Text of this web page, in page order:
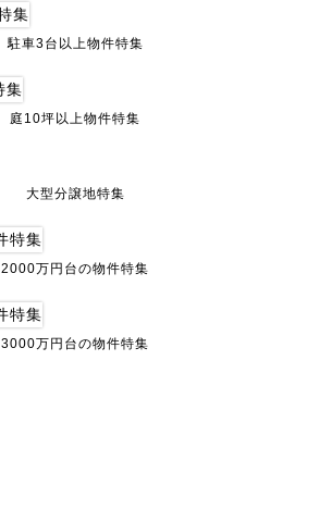
駐車3台以上物件特集
庭10坪以上物件特集
大型分譲地特集
2000万円台の物件特集
3000万円台の物件特集